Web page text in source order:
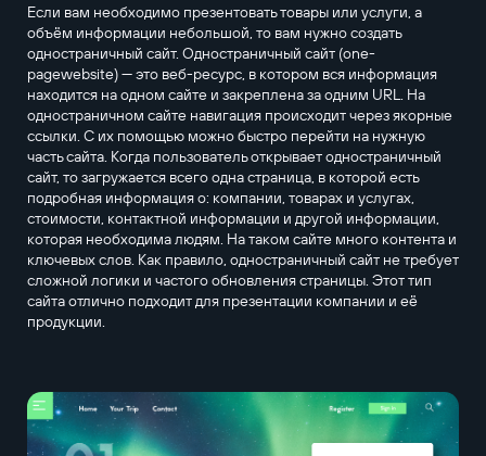
Если вам необходимо презентовать товары или услуги, а
объём информации небольшой, то вам нужно создать
одностраничный сайт. Одностраничный сайт (one-
pagewebsite) — это веб-ресурс, в котором вся информация
находится на одном сайте и закреплена за одним URL. На
одностраничном сайте навигация происходит через якорные
ссылки. С их помощью можно быстро перейти на нужную
часть сайта. Когда пользователь открывает одностраничный
сайт, то загружается всего одна страница, в которой есть
подробная информация о: компании, товарах и услугах,
стоимости, контактной информации и другой информации,
которая необходима людям. На таком сайте много контента и
ключевых слов. Как правило, одностраничный сайт не требует
сложной логики и частого обновления страницы. Этот тип
сайта отлично подходит для презентации компании и её
продукции.